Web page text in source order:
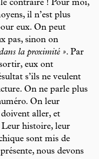
le contraire ! Pour moi,
il n’est plus
eux. On peut
pas, sinon on
la proximité ». Par
eux ont
s’ils ne veulent
On ne parle plus
On leur
aller, et
histoire, leur
sont mis de
nous devons